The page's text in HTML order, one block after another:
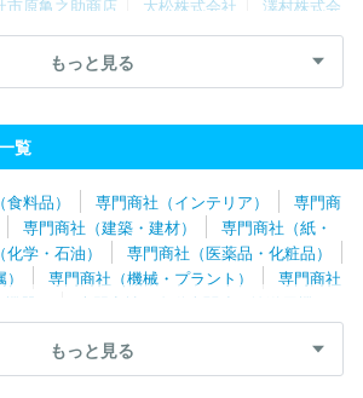
市原亀之助商店 大松株式会社
澤村株式会
インターナショナル 京商株式会社
マルカ
株式会社ハヤシゴ
株式会社アスデ
会社元廣 八木兵株式会社
株式会社サンウ
ポレーション
ＢＭホールディングス パシバ株式会社
タ
式会社 株式会社ヤギ
株式会社ＰＡＬＴＡ
ウライ株式会社 瀧本株式会社
清原株式会
社 タキヒヨー株式会社
蝶理株式会社
社ナルミヤ・インターナショナル
もっと見る
覧
料品） 専門商社（インテリア）
専門商
専門商社（建築・建材）
専門商社（紙・
学・石油）
専門商社（医薬品・化粧品）
専門商社（機械・プラント）
専門商社
器）
専門商社（自動車関連・輸送用機
機器）
専門商社（文具・事務用品・日用
ーツ・レジャー用品） 専門商社（その他）
もっと見る